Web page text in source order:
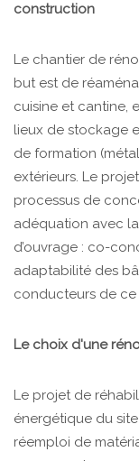
construction
Le chantier de
but est de
cuisine et cantine,
lieux de stockage
de formation
extérieurs. Le
processus de
adéquation avec
d’ouvrage : co-
adaptabilité des
conducteurs de ce
Le choix d'une
Le projet de
énergétique du
réemploi de